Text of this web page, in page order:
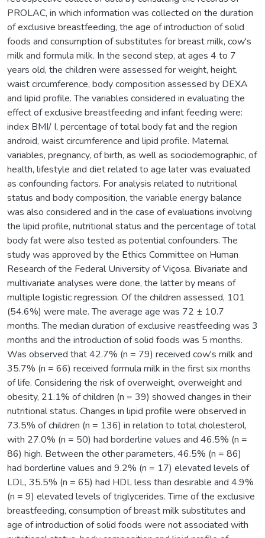
PROLAC, in which information was collected on the duration
of exclusive breastfeeding, the age of introduction of solid
foods and consumption of substitutes for breast milk, cow's
milk and formula milk. In the second step, at ages 4 to 7
years old, the children were assessed for weight, height,
waist circumference, body composition assessed by DEXA
and lipid profile. The variables considered in evaluating the
effect of exclusive breastfeeding and infant feeding were:
index BMI/ I, percentage of total body fat and the region
android, waist circumference and lipid profile. Maternal
variables, pregnancy, of birth, as well as sociodemographic, of
health, lifestyle and diet related to age later was evaluated
as confounding factors. For analysis related to nutritional
status and body composition, the variable energy balance
was also considered and in the case of evaluations involving
the lipid profile, nutritional status and the percentage of total
body fat were also tested as potential confounders. The
study was approved by the Ethics Committee on Human
Research of the Federal University of Viçosa. Bivariate and
multivariate analyses were done, the latter by means of
multiple logistic regression. Of the children assessed, 101
(54.6%) were male. The average age was 72 ± 10.7
months. The median duration of exclusive reastfeeding was 3
months and the introduction of solid foods was 5 months.
Was observed that 42.7% (n = 79) received cow's milk and
35.7% (n = 66) received formula milk in the first six months
of life. Considering the risk of overweight, overweight and
obesity, 21.1% of children (n = 39) showed changes in their
nutritional status. Changes in lipid profile were observed in
73.5% of children (n = 136) in relation to total cholesterol,
with 27.0% (n = 50) had borderline values and 46.5% (n =
86) high. Between the other parameters, 46.5% (n = 86)
had borderline values and 9.2% (n = 17) elevated levels of
LDL, 35.5% (n = 65) had HDL less than desirable and 4.9%
(n = 9) elevated levels of triglycerides. Time of the exclusive
breastfeeding, consumption of breast milk substitutes and
age of introduction of solid foods were not associated with